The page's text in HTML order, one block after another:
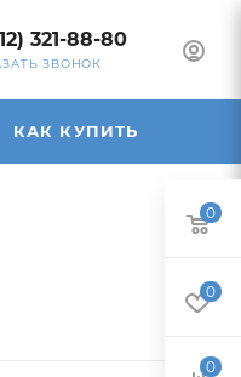
321-88-80
ЗВОНОК
КАК КУПИТЬ
0
0
0